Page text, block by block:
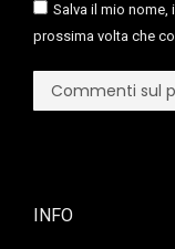
Salva il mio
prossima volta che
Commenti sul
INFO